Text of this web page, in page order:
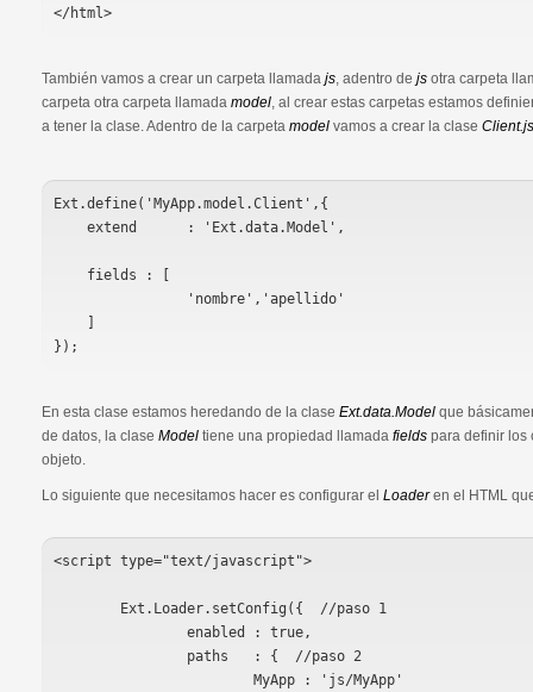
</html>
También vamos a crear un carpeta llamada js, adentro de js otra carpeta
carpeta otra carpeta llamada model, al crear estas carpetas estamos
a tener la clase. Adentro de la carpeta model vamos a crear la clase Client.js
Ext.define('MyApp.model.Client',{
});
En esta clase estamos heredando de la clase Ext.data.Model que
de datos, la clase Model tiene una propiedad llamada fields para definir los
objeto.
Lo siguiente que necesitamos hacer es configurar el Loaderen el HTML
<script type="text/javascript">